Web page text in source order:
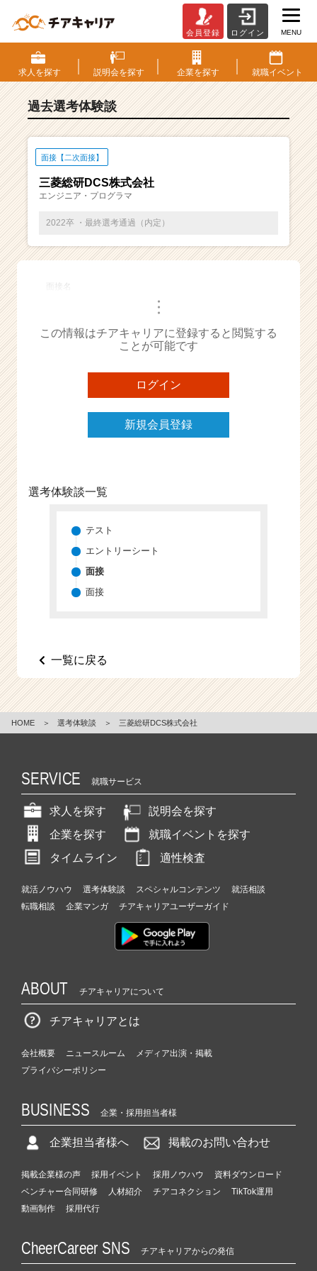
S・
選
考
験
ベ
ン
チ
ー・
成
ら
ス
ト
が
届
く
ア
r
r
会員登録 ログイン MENU
求人を探す 説明会を探す 企業を探す 就職イベント
過去選考体験談
面接【二次面接】
三菱総研DCS株式会社
エンジニア・プログラマ
2022卒 ・最終選考通過（内定）
面接名
・・・
この情報はチアキャリアに登録すると閲覧する
ことが可能です
ログイン
新規会員登録
選考体験談一覧
テスト
エントリーシート
面接
面接
一覧に戻る
HOME ＞ 選考体験談 ＞ 三菱総研DCS株式会社
SERVICE 就職サービス
求人を探す
説明会を探す
企業を探す
就職イベントを探す
タイムライン
適性検査
就活ノウハウ 選考体験談 スペシャルコンテンツ
就活相談
転職相談
企業マンガ チアキャリアユーザーガイド
ABOUT チアキャリアについて
チアキャリアとは
会社概要 ニュースルーム
メディア出演・掲載
プライバシーポリシー
BUSINESS 企業・採用担当者様
企業担当者様へ 掲載のお問い合わせ
掲載企業様の声 採用イベント 採用ノウハウ
資料ダウンロード
ベンチャー合同研修
人材紹介 チアコネクション
TikTok運用
動画制作
採用代行
CheerCareer SNS チアキャリアからの発信